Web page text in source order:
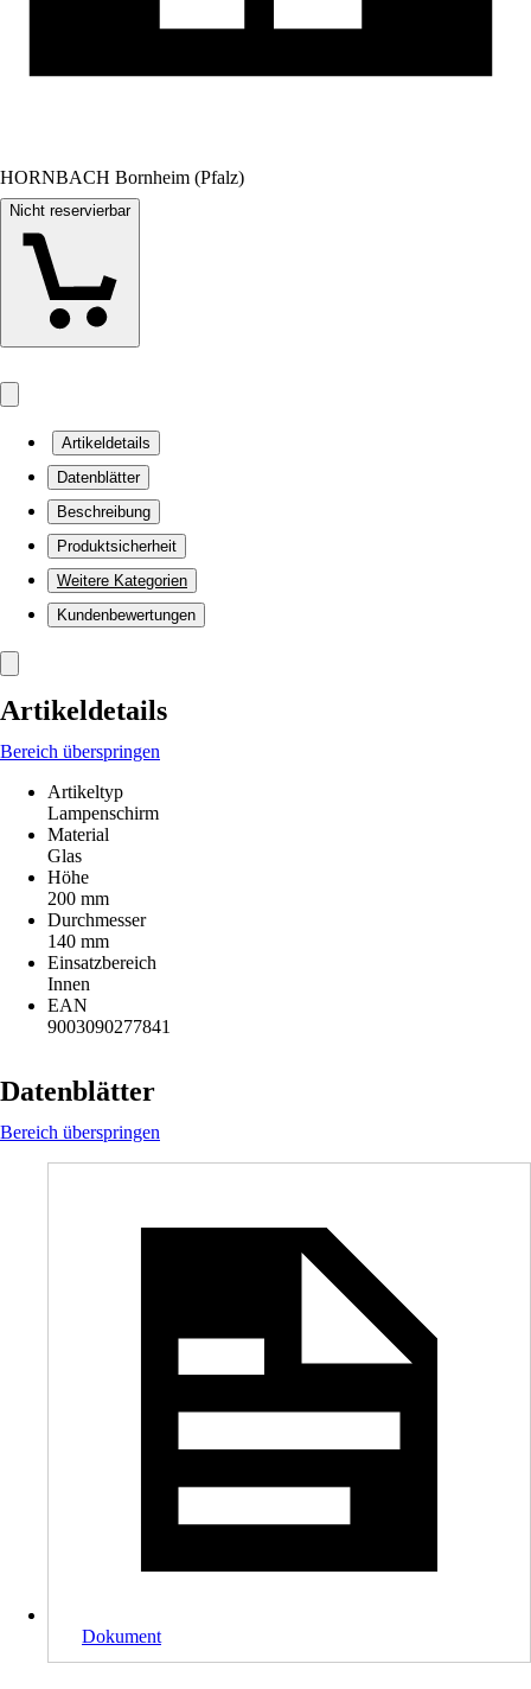
HORNBACH Bornheim (Pfalz)
Nicht reservierbar
Artikeldetails
Datenblätter
Beschreibung
Produktsicherheit
Weitere Kategorien
Kundenbewertungen
Artikeldetails
Bereich überspringen
Artikeltyp
Lampenschirm
Material
Glas
Höhe
200 mm
Durchmesser
140 mm
Einsatzbereich
Innen
EAN
9003090277841
Datenblätter
Bereich überspringen
Dokument